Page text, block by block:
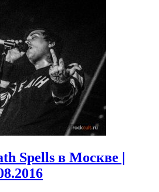
Spells в Москве |